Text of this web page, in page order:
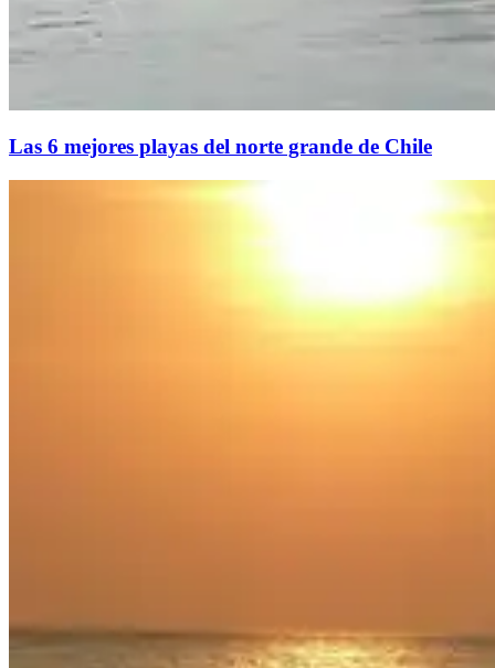
Las 6 mejores playas del norte grande de Chile